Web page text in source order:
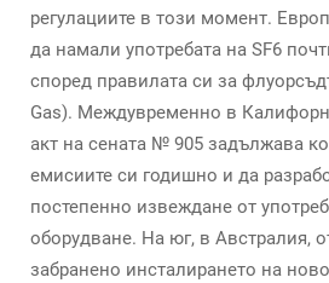
регулациите в този момент.
да намали употребата на SF6
според правилата си за
Gas). Междувременно в
акт на сената № 905 задължава
емисиите си годишно и да
постепенно извеждане от
оборудване. На юг, в Австралия,
забранено инсталирането на